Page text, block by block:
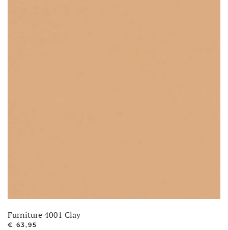
Furniture 4001 Clay
€ 63,95